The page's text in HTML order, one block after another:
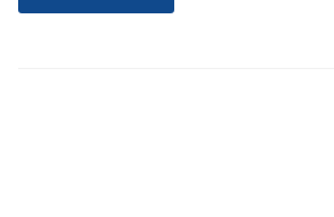
tumbe"